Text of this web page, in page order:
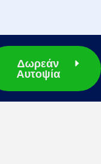
Δωρεάν
Αυτοψία